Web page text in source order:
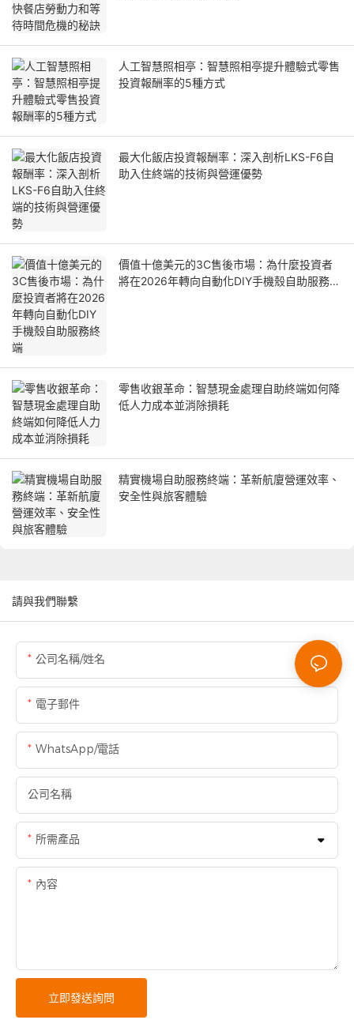
人工智慧照相亭：智慧照相亭提升體驗式零售
投資報酬率的5種方式
最大化飯店投資報酬率：深入剖析LKS-F6自
助入住終端的技術與營運優勢
價值十億美元的3C售後市場：為什麼投資者
將在2026年轉向自動化DIY手機殼自助服務終
零售收銀革命：智慧現金處理自助終端如何降
低人力成本並消除損耗
精實機場自助服務終端：革新航廈營運效率、
安全性與旅客體驗
請與我們聯繫
公司名稱/姓名
電子郵件
WhatsApp/電話
公司名稱
所需產品
內容
立即發送詢問